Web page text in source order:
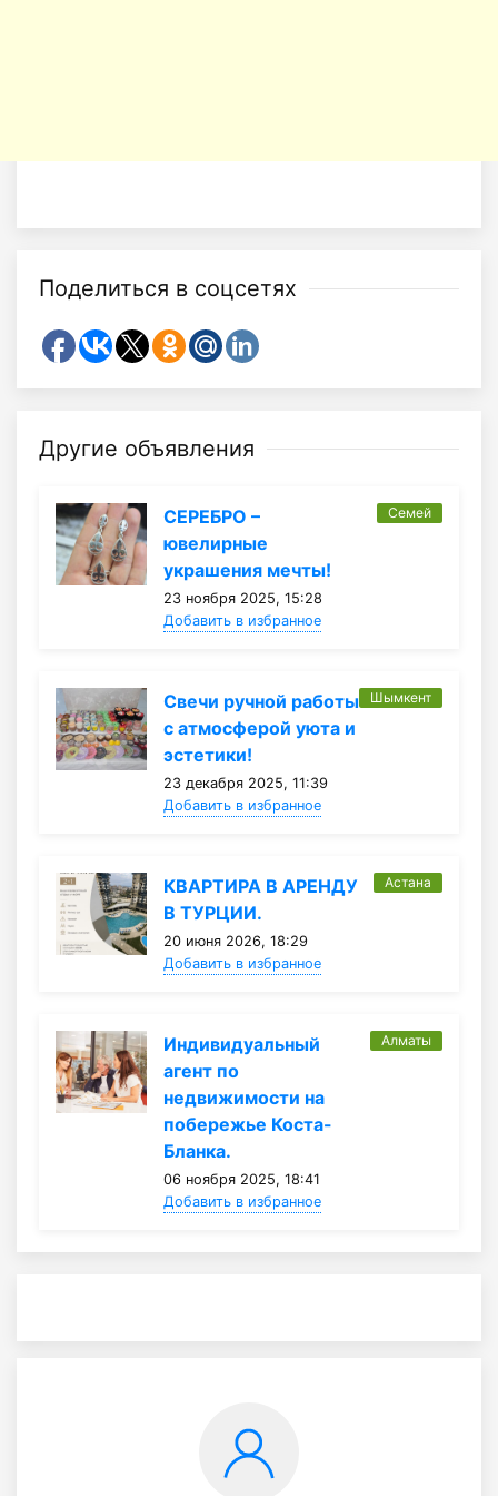
Поделиться в соцсетях
Другие объявления
СЕРЕБРО –
ювелирные
украшения мечты!
23 ноября 2025, 15:28
Добавить в избранное
Семей
Свечи ручной работы
с атмосферой уюта и
эстетики!
23 декабря 2025, 11:39
Добавить в избранное
Шымкент
КВАРТИРА В АРЕНДУ
В ТУРЦИИ.
20 июня 2026, 18:29
Добавить в избранное
Астана
Индивидуальный
агент по
недвижимости на
побережье Коста-
Бланка.
06 ноября 2025, 18:41
Добавить в избранное
Алматы